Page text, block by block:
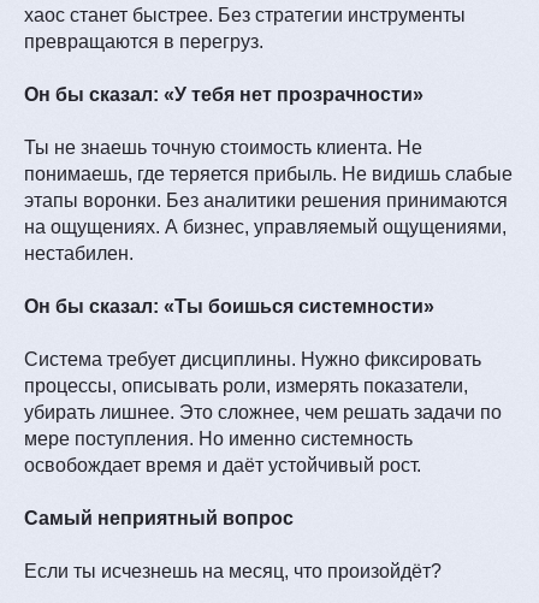
хаос станет быстрее. Без стратегии инструменты
превращаются в перегруз.
Он бы сказал: «У тебя нет прозрачности»
Ты не знаешь точную стоимость клиента. Не
понимаешь, где теряется прибыль. Не видишь слабые
этапы воронки. Без аналитики решения принимаются
на ощущениях. А бизнес, управляемый ощущениями,
нестабилен.
Он бы сказал: «Ты боишься системности»
Система требует дисциплины. Нужно фиксировать
процессы, описывать роли, измерять показатели,
убирать лишнее. Это сложнее, чем решать задачи по
мере поступления. Но именно системность
освобождает время и даёт устойчивый рост.
Самый неприятный вопрос
Если ты исчезнешь на месяц, что произойдёт?